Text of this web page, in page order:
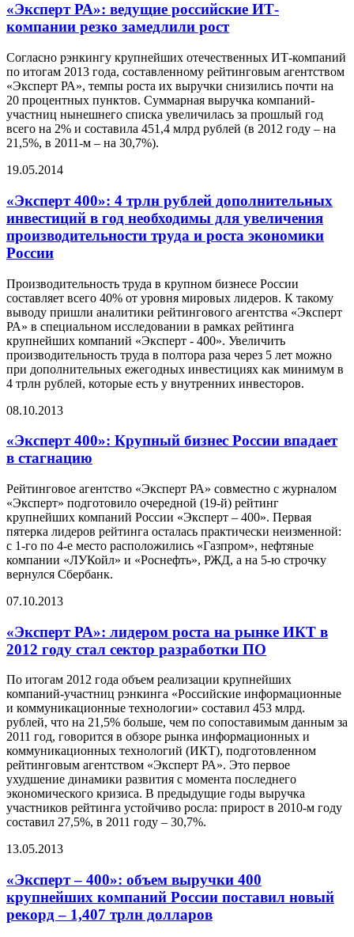
«Эксперт РА»: ведущие российские ИТ-
компании резко замедлили рост
Согласно рэнкингу крупнейших отечественных ИТ-компаний
по итогам 2013 года, составленному рейтинговым агентством
«Эксперт РА», темпы роста их выручки снизились почти на
20 процентных пунктов. Суммарная выручка компаний-
участниц нынешнего списка увеличилась за прошлый год
всего на 2% и составила 451,4 млрд рублей (в 2012 году – на
21,5%, в 2011-м – на 30,7%).
19.05.2014
«Эксперт 400»: 4 трлн рублей дополнительных
инвестиций в год необходимы для увеличения
производительности труда и роста экономики
России
Производительность труда в крупном бизнесе России
составляет всего 40% от уровня мировых лидеров. К такому
выводу пришли аналитики рейтингового агентства «Эксперт
РА» в специальном исследовании в рамках рейтинга
крупнейших компаний «Эксперт - 400». Увеличить
производительность труда в полтора раза через 5 лет можно
при дополнительных ежегодных инвестициях как минимум в
4 трлн рублей, которые есть у внутренних инвесторов.
08.10.2013
«Эксперт 400»: Крупный бизнес России впадает
в стагнацию
Рейтинговое агентство «Эксперт РА» совместно с журналом
«Эксперт» подготовило очередной (19-й) рейтинг
крупнейших компаний России «Эксперт – 400». Первая
пятерка лидеров рейтинга осталась практически неизменной:
c 1-го по 4-е место расположились «Газпром», нефтяные
компании «ЛУКойл» и «Роснефть», РЖД, а на 5-ю строчку
вернулся Сбербанк.
07.10.2013
«Эксперт РА»: лидером роста на рынке ИКТ в
2012 году стал сектор разработки ПО
По итогам 2012 года объем реализации крупнейших
компаний-участниц рэнкинга «Российские информационные
и коммуникационные технологии» составил 453 млрд.
рублей, что на 21,5% больше, чем по сопоставимым данным за
2011 год, говорится в обзоре рынка информационных и
коммуникационных технологий (ИКТ), подготовленном
рейтинговым агентством «Эксперт РА». Это первое
ухудшение динамики развития с момента последнего
экономического кризиса. В предыдущие годы выручка
участников рейтинга устойчиво росла: прирост в 2010-м году
составил 27,5%, в 2011 году – 30,7%.
13.05.2013
«Эксперт – 400»: объем выручки 400
крупнейших компаний России поставил новый
рекорд – 1,407 трлн долларов